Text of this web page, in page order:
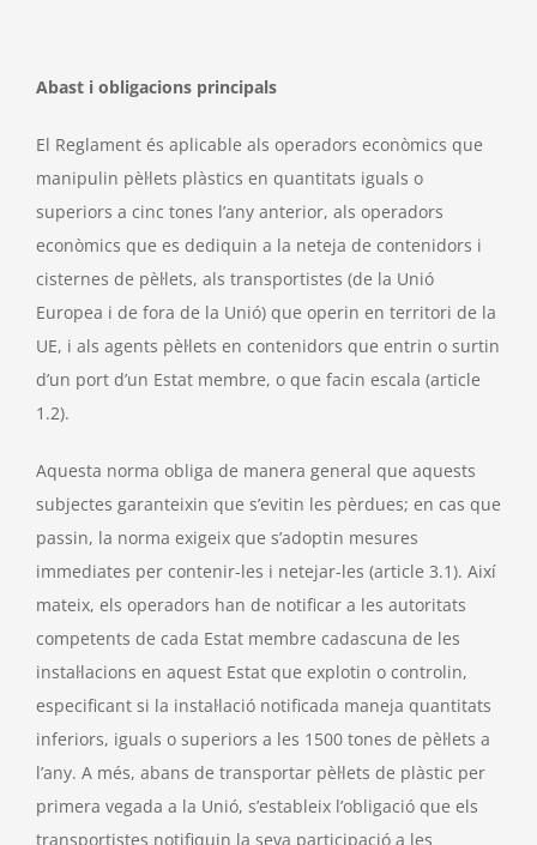
Abast i obligacions principals
El Reglament és aplicable als operadors econòmics que
manipulin pèl·lets plàstics en quantitats iguals o
superiors a cinc tones l’any anterior, als operadors
econòmics que es dediquin a la neteja de contenidors i
cisternes de pèl·lets, als transportistes (de la Unió
Europea i de fora de la Unió) que operin en territori de la
UE, i als agents pèl·lets en contenidors que entrin o surtin
d’un port d’un Estat membre, o que facin escala (article
1.2).
Aquesta norma obliga de manera general que aquests
subjectes garanteixin que s’evitin les pèrdues; en cas que
passin, la norma exigeix ​​que s’adoptin mesures
immediates per contenir-les i netejar-les (article 3.1). Així
mateix, els operadors han de notificar a les autoritats
competents de cada Estat membre cadascuna de les
instal·lacions en aquest Estat que explotin o controlin,
especificant si la instal·lació notificada maneja quantitats
inferiors, iguals o superiors a les 1500 tones de pèl·lets a
l’any. A més, abans de transportar pèl·lets de plàstic per
primera vegada a la Unió, s’estableix l’obligació que els
transportistes notifiquin la seva participació a les